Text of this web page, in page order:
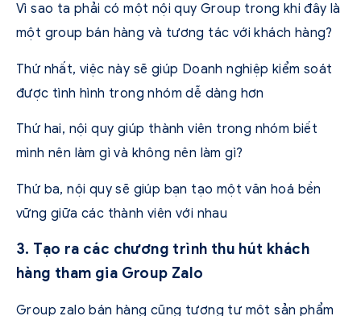
Vì sao ta phải có một nội quy Group trong khi đây là
một group bán hàng và tương tác với khách hàng?
Thứ nhất, việc này sẽ giúp Doanh nghiệp kiểm soát
được tình hình trong nhóm dễ dàng hơn
Thứ hai, nội quy giúp thành viên trong nhóm biết
mình nên làm gì và không nên làm gì?
Thứ ba, nội quy sẽ giúp bạn tạo một văn hoá bền
vững giữa các thành viên với nhau
3. Tạo ra các chương trình thu hút khách
hàng tham gia Group Zalo
Group zalo bán hàng cũng tương tự một sản phẩm